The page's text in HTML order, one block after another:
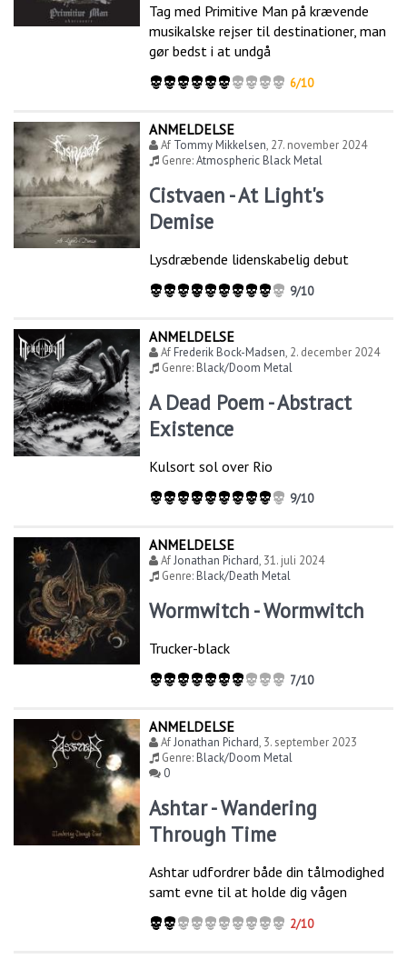
Tag med Primitive Man på krævende
musikalske rejser til destinationer, man
gør bedst i at undgå
6/10
ANMELDELSE
Af Tommy Mikkelsen, 27. november 2024
Genre:Atmospheric Black Metal
Cistvaen - At Light's
Demise
Lysdræbende lidenskabelig debut
9/10
ANMELDELSE
AfFrederik Bock-Madsen, 2. december 2024
Genre:Black/Doom Metal
A Dead Poem - Abstract
Existence
Kulsort sol over Rio
9/10
ANMELDELSE
AfJonathan Pichard, 31. juli 2024
Genre:Black/Death Metal
Wormwitch - Wormwitch
Trucker-black
7/10
ANMELDELSE
AfJonathan Pichard, 3. september 2023
Genre:Black/Doom Metal
0
Ashtar - Wandering
Through Time
Ashtar udfordrer både din tålmodighed
samt evne til at holde dig vågen
2/10